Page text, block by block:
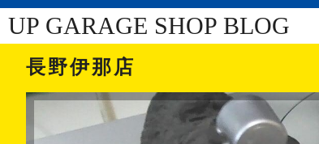
UP GARAGE SHOP BLOG
長野伊那店